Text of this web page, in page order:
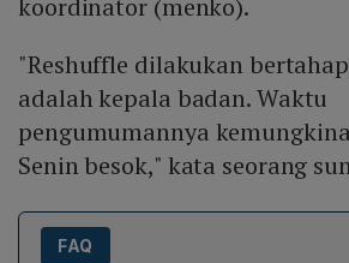
koordinator (menko).
"Reshuffle dilakukan
adalah kepala badan. Waktu
pengumumannya
Senin besok," kata seorang
FAQ